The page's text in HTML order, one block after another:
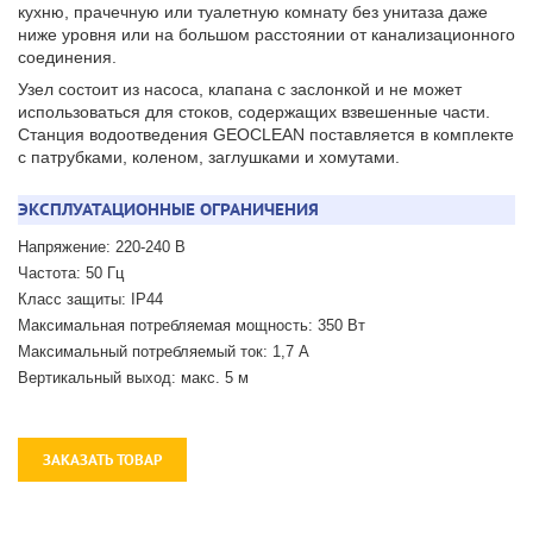
кухню, прачечную или туалетную комнату без унитаза даже
ниже уровня или на большом расстоянии от канализационного
соединения.
Узел состоит из насоса, клапана с заслонкой и не может
использоваться для стоков, содержащих взвешенные части.
Станция водоотведения GEOCLEAN поставляется в комплекте
с патрубками, коленом, заглушками и хомутами.
ЭКСПЛУАТАЦИОННЫЕ ОГРАНИЧЕНИЯ
Напряжение: 220-240 В
Частота: 50 Гц
Класс защиты: IP44
Максимальная потребляемая мощность: 350 Вт
Максимальный потребляемый ток: 1,7 А
Вертикальный выход: макс. 5 м
ЗАКАЗАТЬ ТОВАР